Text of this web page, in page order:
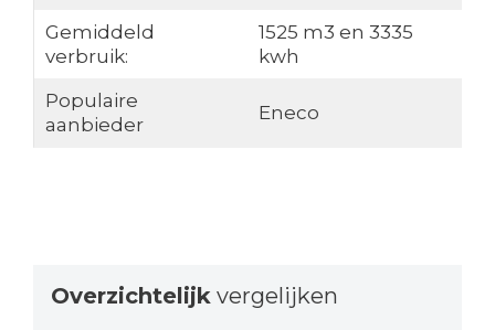
Gemiddeld
verbruik:
1525 m3 en 3335
kwh
Populaire
aanbieder
Eneco
Overzichtelijk vergelijken